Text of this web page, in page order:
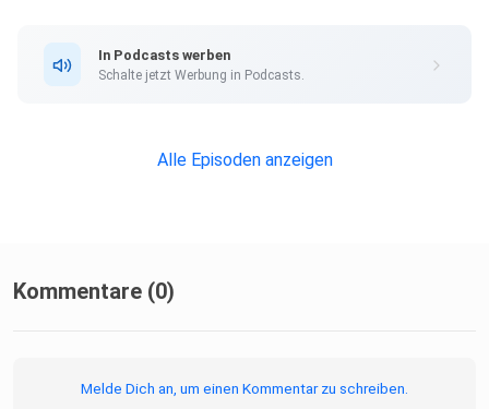
Liebe Hormonconnection Podcast Hörer und Hörerinnen,
In Podcasts werben
Schalte jetzt Werbung in Podcasts.
Alle Episoden anzeigen
Kommentare (0)
Melde Dich an, um einen Kommentar zu schreiben.